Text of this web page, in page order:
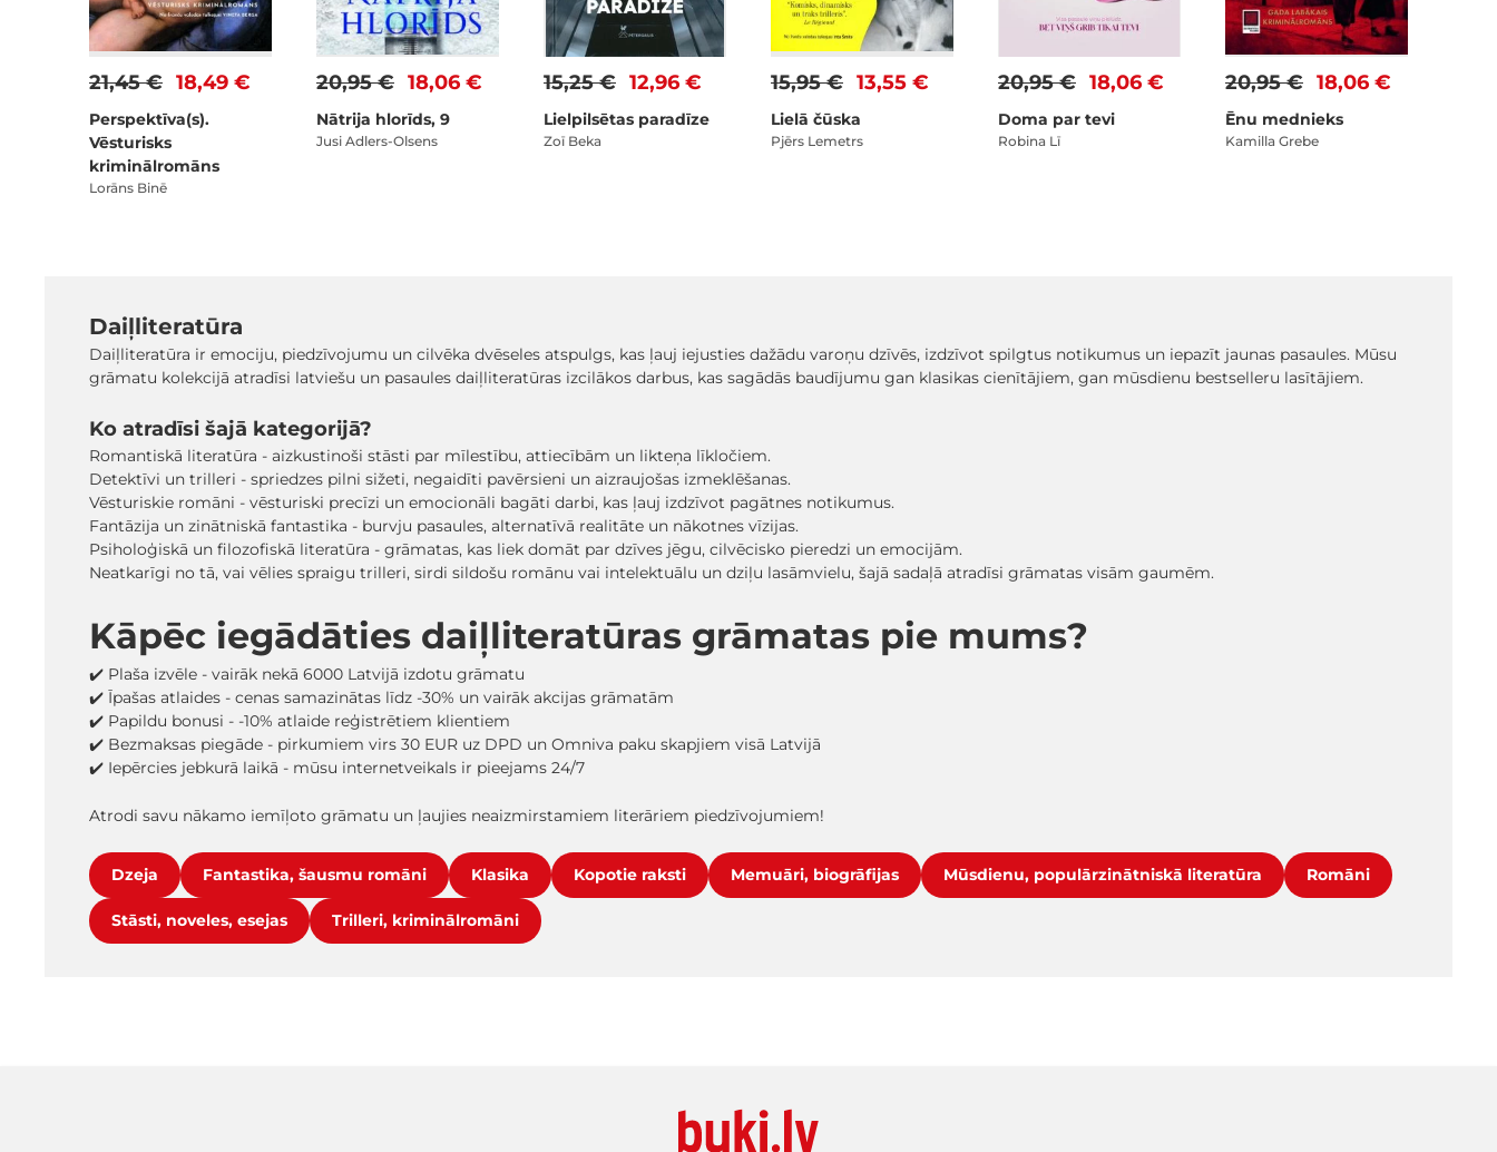
18,49 €
21,45 €
Perspektīva(s).
Vēsturisks
kriminālromāns
Lorāns Binē
18,06 €
20,95 €
Nātrija hlorīds, 9
Jusi Adlers-Olsens
12,96 €
15,25 €
Lielpilsētas paradīze
Zoī Beka
13,55 €
15,95 €
Lielā čūska
Pjērs Lemetrs
18,06 €
20,95 €
Doma par tevi
Robina Lī
18,06 €
20,95 €
Ēnu mednieks
Kamilla Grebe
Daiļliteratūra
Daiļliteratūra ir emociju, piedzīvojumu un cilvēka dvēseles atspulgs, kas ļauj iejusties dažādu varoņu dzīvēs, izdzīvot spilgtus notikumus un iepazīt jaunas pasaules. Mūsu
grāmatu kolekcijā atradīsi latviešu un pasaules daiļliteratūras izcilākos darbus, kas sagādās baudījumu gan klasikas cienītājiem, gan mūsdienu bestselleru lasītājiem.
Ko atradīsi šajā kategorijā?
Romantiskā literatūra - aizkustinoši stāsti par mīlestību, attiecībām un likteņa līkločiem.
Detektīvi un trilleri - spriedzes pilni sižeti, negaidīti pavērsieni un aizraujošas izmeklēšanas.
Vēsturiskie romāni - vēsturiski precīzi un emocionāli bagāti darbi, kas ļauj izdzīvot pagātnes notikumus.
Fantāzija un zinātniskā fantastika - burvju pasaules, alternatīvā realitāte un nākotnes vīzijas.
Psiholoģiskā un filozofiskā literatūra - grāmatas, kas liek domāt par dzīves jēgu, cilvēcisko pieredzi un emocijām.
Neatkarīgi no tā, vai vēlies spraigu trilleri, sirdi sildošu romānu vai intelektuālu un dziļu lasāmvielu, šajā sadaļā atradīsi grāmatas visām gaumēm.
Kāpēc iegādāties daiļliteratūras grāmatas pie mums?
✔️ Plaša izvēle - vairāk nekā 6000 Latvijā izdotu grāmatu
✔️ Īpašas atlaides - cenas samazinātas līdz -30% un vairāk akcijas grāmatām
✔️ Papildu bonusi - -10% atlaide reģistrētiem klientiem
✔️ Bezmaksas piegāde - pirkumiem virs 30 EUR uz DPD un Omniva paku skapjiem visā Latvijā
✔️ Iepērcies jebkurā laikā - mūsu internetveikals ir pieejams 24/7
Atrodi savu nākamo iemīļoto grāmatu un ļaujies neaizmirstamiem literāriem piedzīvojumiem!
Dzeja Fantastika, šausmu romāni Klasika Kopotie raksti Memuāri, biogrāfijas Mūsdienu, populārzinātniskā literatūra Romāni
Stāsti, noveles, esejas Trilleri, kriminālromāni